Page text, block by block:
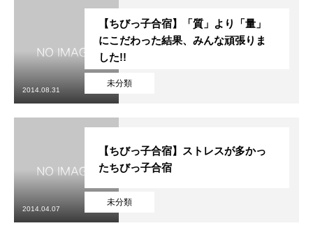
未分類
【ちびっ子合宿】「質」より「量」
にこだわった結果、みんな頑張りま
した!!
2014.08.31
未分類
【ちびっ子合宿】ストレスが多かっ
たちびっ子合宿
2014.04.07